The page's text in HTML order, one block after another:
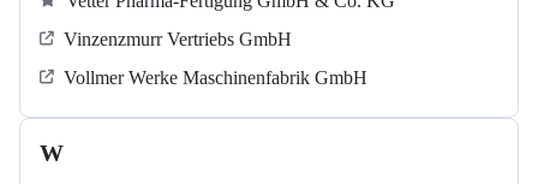
Vinzenzmurr Vertriebs GmbH
Vollmer Werke Maschinenfabrik GmbH
W